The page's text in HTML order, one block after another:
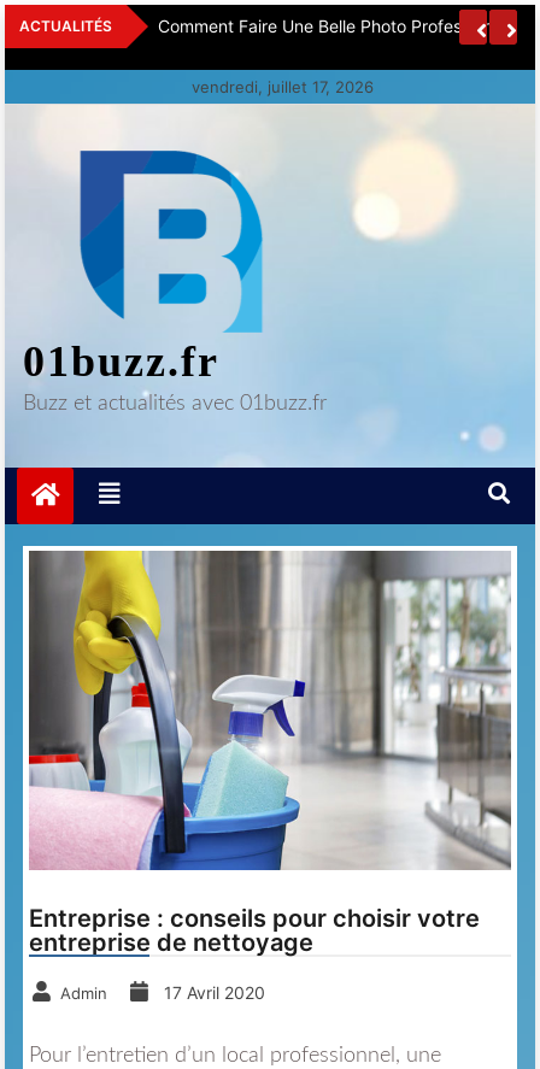
Skip
to
ACTUALITÉS
Offshore Comment Faire Une Belle Photo Professionnelle
vendredi, juillet 17, 2026
01buzz.fr
Buzz et actualités avec 01buzz.fr
Entreprise : conseils pour choisir votre
entreprise de nettoyage
Admin 17 Avril 2020
Pour l’entretien d’un local professionnel, une